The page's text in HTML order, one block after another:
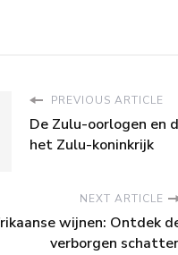
PREVIOUS ARTICLE
De Zulu-oorlogen en
het Zulu-koninkrijk
NEXT ARTICLE
wijnen: Ontdek
verborgen